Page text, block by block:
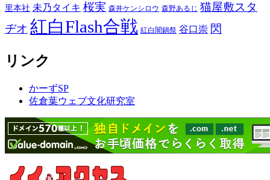
里本社 未乃タイキ 桜実 森井ケンシロウ 森野あるじ 猫屋敷スタ
ヂオ 紅白Flash合戦 紅白闇鍋祭 谷口崇 閃
リンク
かーずSP
佐倉葉ウェブ文化研究室